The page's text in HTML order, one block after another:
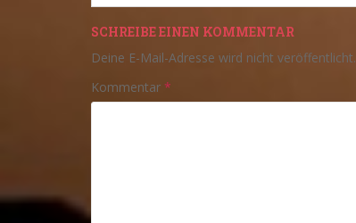
SCHREIBE EINEN KOMMENTAR
Deine E-Mail-Adresse wird nicht veröffentlicht.
Kommentar *